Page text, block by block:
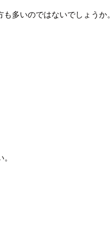
多いのではないでしょうか。